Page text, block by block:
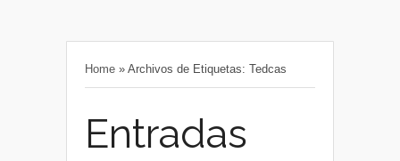
Home » Archivos de Etiquetas: Tedcas
Entradas